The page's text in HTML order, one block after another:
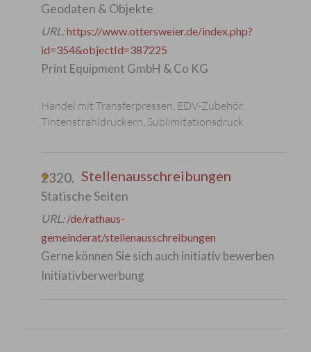
Geodaten & Objekte
URL:https://www.ottersweier.de/index.php?
id=354&objectId=387225
Print Equipment GmbH & Co KG
Handel mit Transferpressen, EDV-Zubehör,
Tintenstrahldruckern, Sublimitationsdruck
2320. Stellenausschreibungen
Statische Seiten
URL:/de/rathaus-
gemeinderat/stellenausschreibungen
Gerne können Sie sich auch initiativ bewerben
Initiativberwerbung